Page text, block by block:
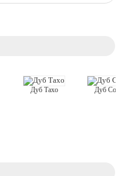
Дуб Тахо Дуб